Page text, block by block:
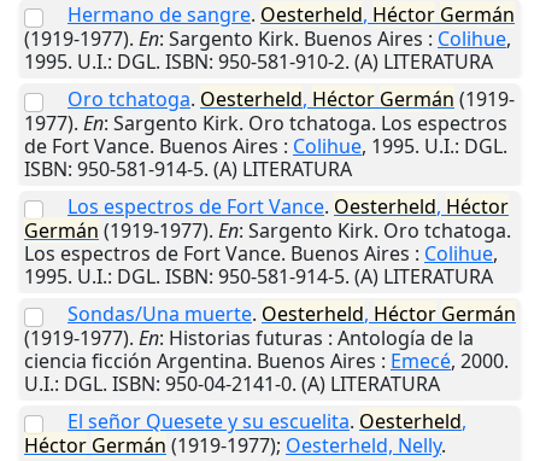
Hermano de sangre. Oesterheld, Héctor Germán
(1919-1977). En: Sargento Kirk. Buenos Aires : Colihue,
1995. U.I.: DGL. ISBN: 950-581-910-2. (A) LITERATURA
Oro tchatoga. Oesterheld, Héctor Germán (1919-
1977). En: Sargento Kirk. Oro tchatoga. Los espectros
de Fort Vance. Buenos Aires : Colihue, 1995. U.I.: DGL.
ISBN: 950-581-914-5. (A) LITERATURA
Los espectros de Fort Vance. Oesterheld, Héctor
Germán (1919-1977). En: Sargento Kirk. Oro tchatoga.
Los espectros de Fort Vance. Buenos Aires : Colihue,
1995. U.I.: DGL. ISBN: 950-581-914-5. (A) LITERATURA
Sondas/Una muerte. Oesterheld, Héctor Germán
(1919-1977). En: Historias futuras : Antología de la
ciencia ficción Argentina. Buenos Aires : Emecé, 2000.
U.I.: DGL. ISBN: 950-04-2141-0. (A) LITERATURA
El señor Quesete y su escuelita. Oesterheld,
Héctor Germán (1919-1977); Oesterheld, Nelly.